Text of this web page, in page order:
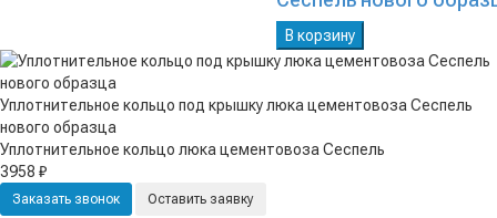
В корзину
Уплотнительное кольцо под крышку люка цементовоза Сеспель
нового образца
Уплотнительное кольцо люка цементовоза Сеспель
3958 ₽
Заказать звонок Оставить заявку